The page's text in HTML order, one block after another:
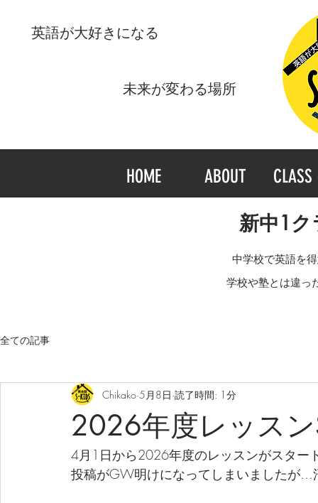
​英語が大好きになる
​未来が変わる場所
HOME ABOUT
新中1ク
中学校で英語を
学校や塾とは違っ
全ての記事
2026年度レッスン
Chikako 5月8日 読了時間: 1分
4月1日から2026年度のレッスンがスター
投稿がGW明けになってしまいましたが…